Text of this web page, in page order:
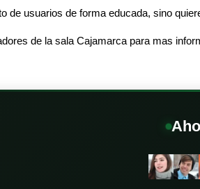
de usuarios de forma educada, sino
de la sala Cajamarca para mas